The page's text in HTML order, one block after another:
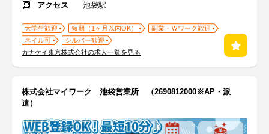
アクセス
池袋駅
大学生歓迎 短期（1ヶ月以内OK）
副業・Ｗワーク歓迎
ネイル可
シルバー歓迎
カナケイ東京株式会社の求人一覧を見る
株式会社マイワーク 池袋営業所 （2690812000※AP・派
遣）